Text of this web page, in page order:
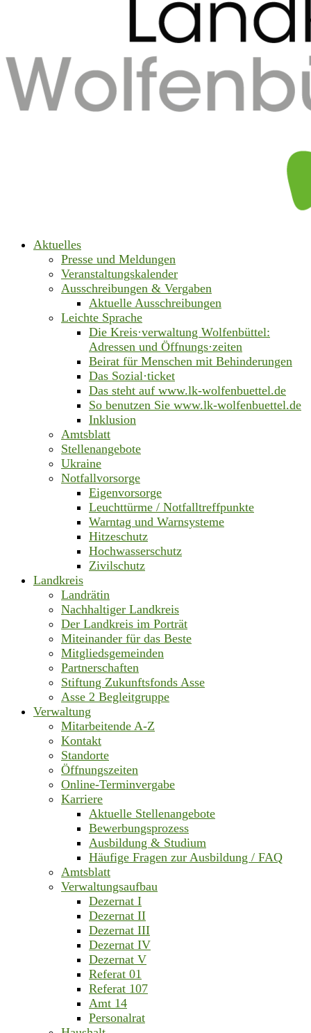
Aktuelles
Presse und Meldungen
Veranstaltungskalender
Ausschreibungen & Vergaben
Aktuelle Ausschreibungen
Leichte Sprache
Die Kreis·verwaltung Wolfenbüttel:
Adressen und Öffnungs·zeiten
Beirat für Menschen mit Behinderungen
Das Sozial·ticket
Das steht auf www.lk-wolfenbuettel.de
So benutzen Sie www.lk-wolfenbuettel.de
Inklusion
Amtsblatt
Stellenangebote
Ukraine
Notfallvorsorge
Eigenvorsorge
Leuchttürme / Notfalltreffpunkte
Warntag und Warnsysteme
Hitzeschutz
Hochwasserschutz
Zivilschutz
Landkreis
Landrätin
Nachhaltiger Landkreis
Der Landkreis im Porträt
Miteinander für das Beste
Mitgliedsgemeinden
Partnerschaften
Stiftung Zukunftsfonds Asse
Asse 2 Begleitgruppe
Verwaltung
Mitarbeitende A-Z
Kontakt
Standorte
Öffnungszeiten
Online-Terminvergabe
Karriere
Aktuelle Stellenangebote
Bewerbungsprozess
Ausbildung & Studium
Häufige Fragen zur Ausbildung / FAQ
Amtsblatt
Verwaltungsaufbau
Dezernat I
Dezernat II
Dezernat III
Dezernat IV
Dezernat V
Referat 01
Referat 107
Amt 14
Personalrat